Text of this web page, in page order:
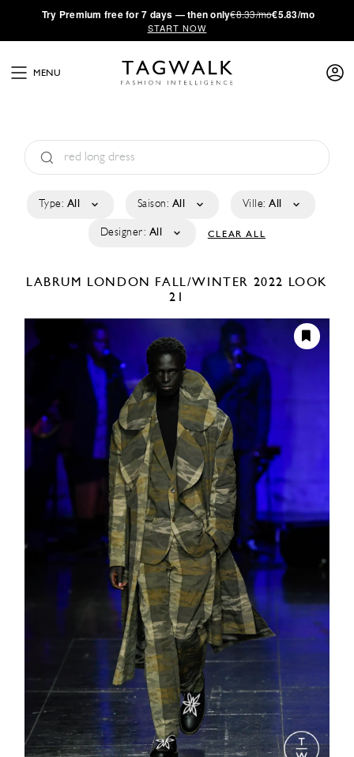
·Try Premium free for 7 days — then only€8.33/mo€5.83/mo
START NOW
MENU
Type: All Saison: All Ville: All
Designer: All CLEAR ALL
LABRUM LONDON FALL/WINTER 2022
LOOK
21